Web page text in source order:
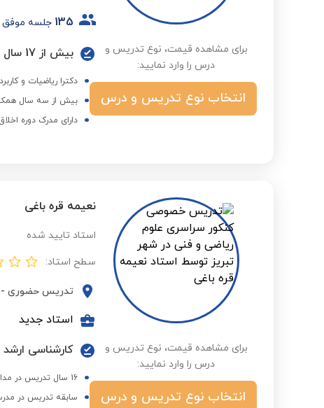
برای مشاهده قیمت، نوع تدریس و
درس را وارد نمایید:
انتخاب نوع تدریس و درس
135 جلسه موفق
دکترا ریاضیات و
بیش از سه سال
دارای مدرک دوره
برای مشاهده قیمت، نوع تدریس و
درس را وارد نمایید:
انتخاب نوع تدریس و درس
نعیمه قره باغی
استاد تایید شده
سطح استاد:
تدریس حضوری -
استاد جدید
کارشناسی ارشد
16 سال تدریس در مدارس و آموزشگاه های تبریز
سابقه تدریس در